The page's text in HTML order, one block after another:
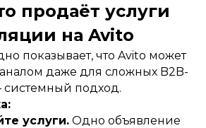
продаёт услуги
на Avito
показывает, что Avito может
даже для сложных B2B-
системный подход.
услуги. Одно объявление